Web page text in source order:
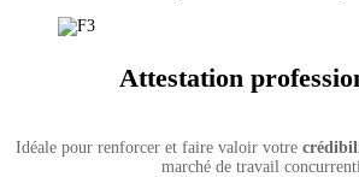
Attestation
Idéale pour renforcer et faire valoir votre
marché de travail